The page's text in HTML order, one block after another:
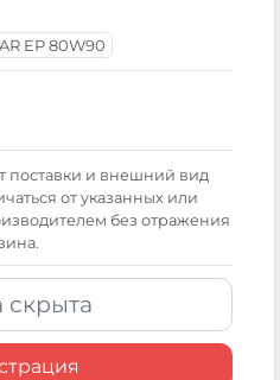
EP 80W90
поставки и внешний вид
от указанных или
без отражения
скрыта